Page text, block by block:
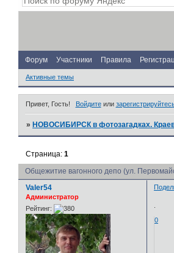
Форум Участники Правила
Активные темы
Привет, Гость! Войдитеили
»НОВОСИБИРСК в фотозагадках.
Общежитие вагонного депо (ул.
Страница:1
Valer54
Администратор
Рейтинг:
0